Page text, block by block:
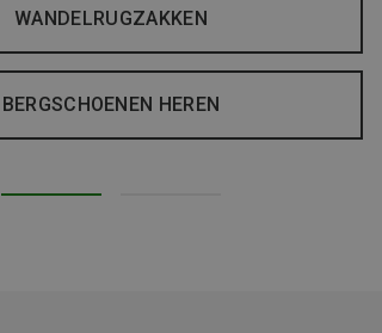
WANDELRUGZAKKEN
BERGSCHOENEN HEREN